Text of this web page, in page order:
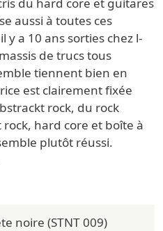
du hard core et guitares
aussi à toutes ces
y a 10 ans sorties chez l-
de trucs tous
tiennent bien en
est clairement fixée
rock, du rock
hard core et boîte à
plutôt réussi.
noire (STNT 009)